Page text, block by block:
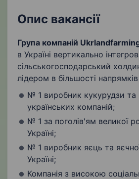
Контроль технічного стану
Опис вакансії
Група компаній
в Україні вертикально
сільськогосподарський
лідером в більшості напрямків
№ 1 виробник кукурудзи
українських компаній;
№ 1 за поголів'ям великої
Україні;
№ 1 виробник яєць та
Україні;
Компанія з високою